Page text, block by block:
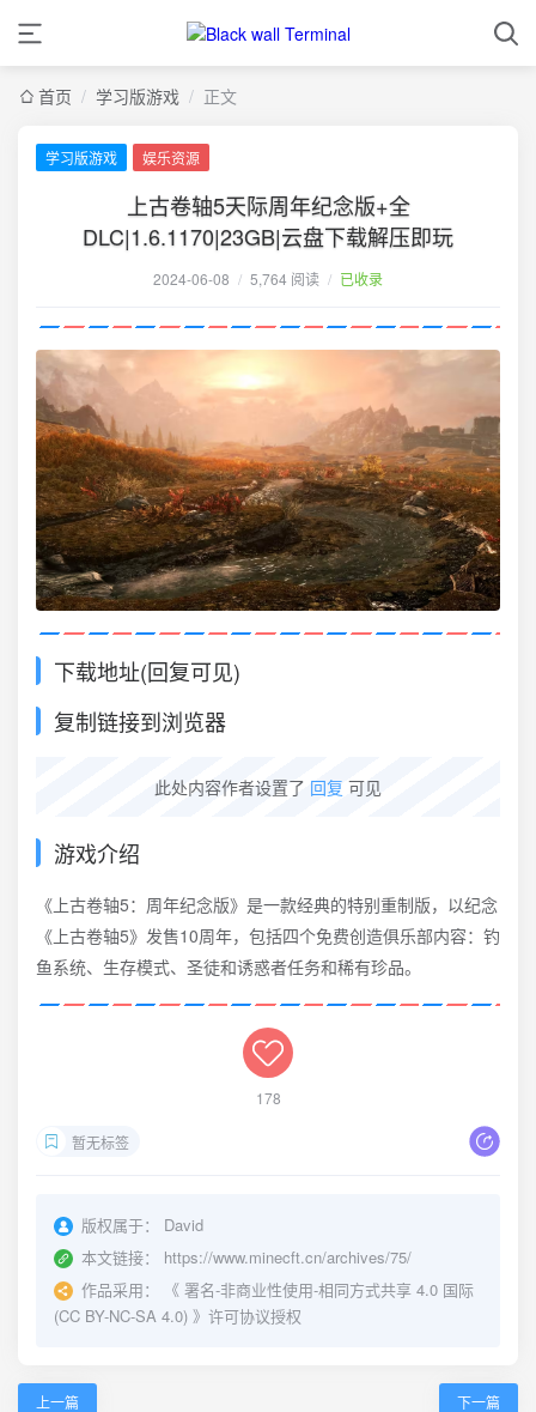
首页 / 学习版游戏 / 正文
学习版游戏 娱乐资源
上古卷轴5天际周年纪念版+全
DLC|1.6.1170|23GB|云盘下载解压即玩
2024-06-08 / 5,764 阅读 / 已收录
下载地址(回复可见)
复制链接到浏览器
此处内容作者设置了 回复 可见
游戏介绍
《上古卷轴5：周年纪念版》是一款经典的特别重制版，以纪念
《上古卷轴5》发售10周年，包括四个免费创造俱乐部内容：钓
鱼系统、生存模式、圣徒和诱惑者任务和稀有珍品。
178
暂无标签
版权属于：
David
本文链接：
https://www.minecft.cn/archives/75/
作品采用：
《 署名-非商业性使用-相同方式共享 4.0 国际
(CC BY-NC-SA 4.0) 》许可协议授权
上一篇 下一篇